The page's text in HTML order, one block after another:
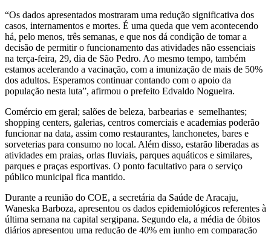
“Os dados apresentados mostraram uma redução significativa dos
casos, internamentos e mortes. É uma queda que vem acontecendo
há, pelo menos, três semanas, e que nos dá condição de tomar a
decisão de permitir o funcionamento das atividades não essenciais
na terça-feira, 29, dia de São Pedro. Ao mesmo tempo, também
estamos acelerando a vacinação, com a imunização de mais de 50%
dos adultos. Esperamos continuar contando com o apoio da
população nesta luta”, afirmou o prefeito Edvaldo Nogueira.
Comércio em geral; salões de beleza, barbearias e semelhantes;
shopping centers, galerias, centros comerciais e academias poderão
funcionar na data, assim como restaurantes, lanchonetes, bares e
sorveterias para consumo no local. Além disso, estarão liberadas as
atividades em praias, orlas fluviais, parques aquáticos e similares,
parques e praças esportivas. O ponto facultativo para o serviço
público municipal fica mantido.
Durante a reunião do COE, a secretária da Saúde de Aracaju,
Waneska Barboza, apresentou os dados epidemiológicos referentes à
última semana na capital sergipana. Segundo ela, a média de óbitos
diários apresentou uma redução de 40% em junho em comparação